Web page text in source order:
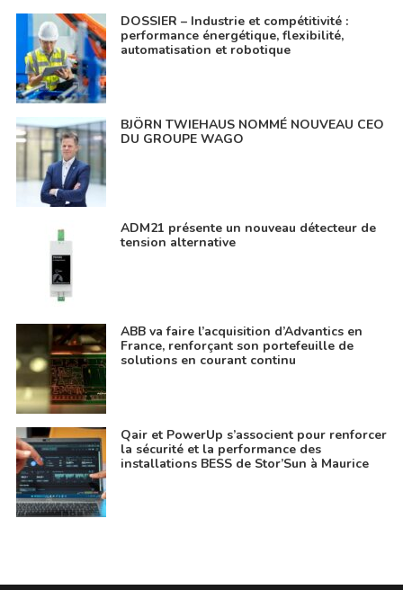
DOSSIER – Industrie et compétitivité :
performance énergétique, flexibilité,
automatisation et robotique
BJÖRN TWIEHAUS NOMMÉ NOUVEAU CEO
DU GROUPE WAGO
ADM21 présente un nouveau détecteur de
tension alternative
ABB va faire l’acquisition d’Advantics en
France, renforçant son portefeuille de
solutions en courant continu
Qair et PowerUp s’associent pour renforcer
la sécurité et la performance des
installations BESS de Stor’Sun à Maurice